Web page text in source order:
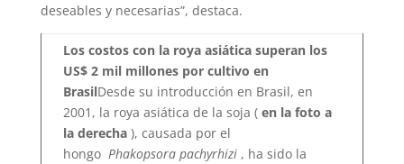
deseables y necesarias”, destaca.
Los costos con la roya asiática superan los
US$ 2 mil millones por cultivo en
BrasilDesde su introducción en Brasil, en
2001, la roya asiática de la soja ( en la foto a
la derecha), causada por el
hongo Phakopsora pachyrhizi, ha sido la